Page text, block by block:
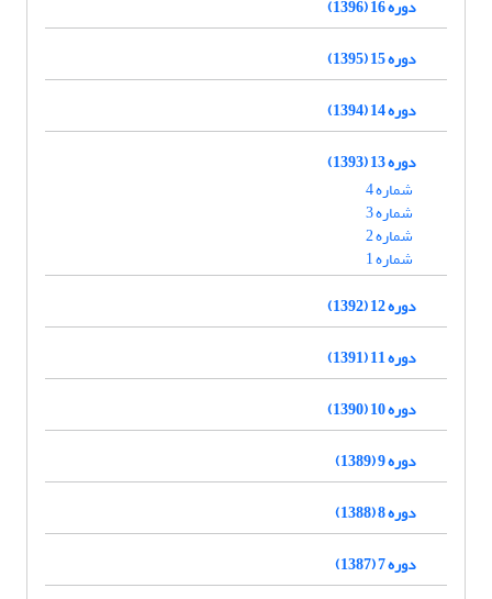
دوره 16 (1396)
دوره 15 (1395)
دوره 14 (1394)
دوره 13 (1393)
شماره 4
شماره 3
شماره 2
شماره 1
دوره 12 (1392)
دوره 11 (1391)
دوره 10 (1390)
دوره 9 (1389)
دوره 8 (1388)
دوره 7 (1387)